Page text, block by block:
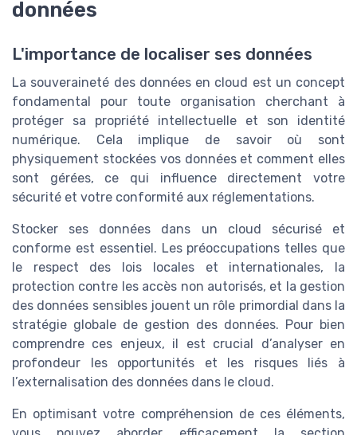
données
L'importance de localiser ses données
La souveraineté des données en cloud est un concept
fondamental pour toute organisation cherchant à
protéger sa propriété intellectuelle et son identité
numérique. Cela implique de savoir où sont
physiquement stockées vos données et comment elles
sont gérées, ce qui influence directement votre
sécurité et votre conformité aux réglementations.
Stocker ses données dans un cloud sécurisé et
conforme est essentiel. Les préoccupations telles que
le respect des lois locales et internationales, la
protection contre les accès non autorisés, et la gestion
des données sensibles jouent un rôle primordial dans la
stratégie globale de gestion des données. Pour bien
comprendre ces enjeux, il est crucial d’analyser en
profondeur les opportunités et les risques liés à
l’externalisation des données dans le cloud.
En optimisant votre compréhension de ces éléments,